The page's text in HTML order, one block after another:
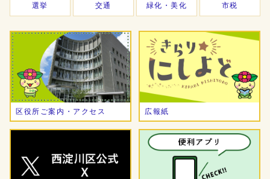
選挙 交通 緑化・美化 市税
区役所ご案内・アクセス 広報紙